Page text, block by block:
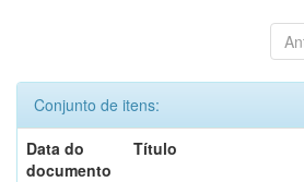
Conjunto de itens:
Data do
documento
Título